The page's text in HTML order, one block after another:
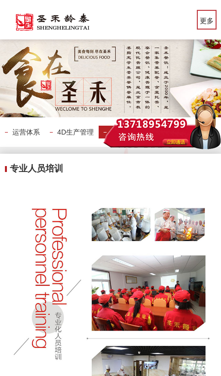
更多
运营体系 4D生产管理 专业人员培训 产品研发
专业人员培训